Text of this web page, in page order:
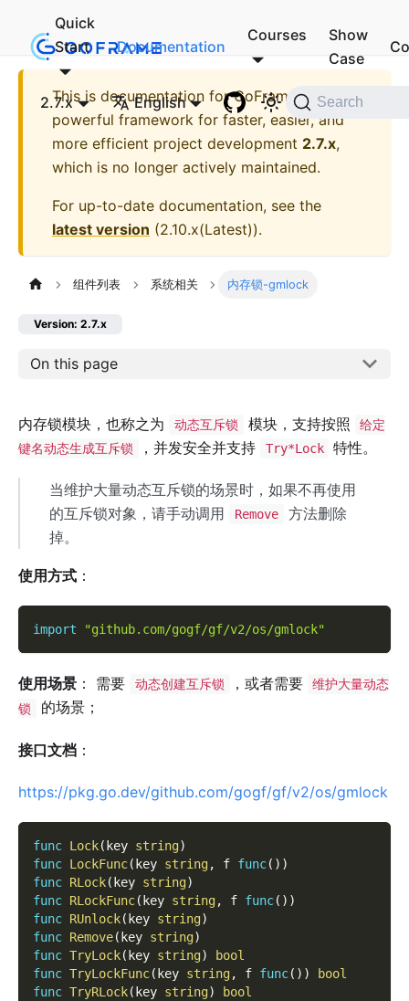
Quick
Start
Documentation
Courses
Show
Case
2.7.x English Search
This is documentation forGoFrame - A
powerful framework for faster, easier, and
more efficient project development 2.7.x,
which is no longer actively maintained.
For up-to-date documentation, see the
latest version (2.10.x(Latest)).
组件列表 系统相关 内存锁-gmlock
Version: 2.7.x
On this page
内存锁模块，也称之为 动态互斥锁 模块，支持按照
给定
键名动态生成互斥锁
，并发安全并支持 Try*Lock 特性。
当维护大量动态互斥锁的场景时，如果不再使用
的互斥锁对象，请手动调用
Remove
方法删除
掉。
使用方式 ：
import "github.com/gogf/gf/v2/os/gmlock"
使用场景 ： 需要 动态创建互斥锁 ，或者需要
维护大量动态
锁
的场景；
接口文档 ：
https://pkg.go.dev/github.com/gogf/gf/v2/os/gmlock
func Lock(key string)
func LockFunc(key string, f func( ) )
func RLock(key string)
func RLockFunc(key string, f func( ) )
func RUnlock(key string)
func Remove(key string)
func TryLock(key string)
bool
func TryLockFunc(key string, f func( ) )
bool
func TryRLock(key string)
bool